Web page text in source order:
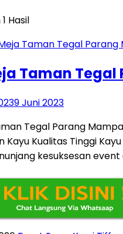
Hasil
Taman
9 Juni 2023
Tegal Parang
Kayu Kualitas Tinggi
kesuksesan